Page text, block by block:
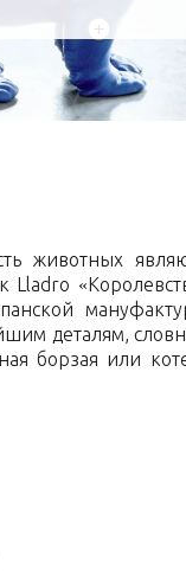
+
животных
Lladro
деталям,
борзая или